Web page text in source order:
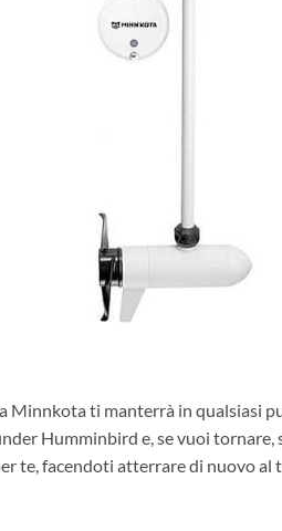
ti manterrà in qualsiasi
Humminbird e, se vuoi tornare,
te, facendoti atterrare di nuovo